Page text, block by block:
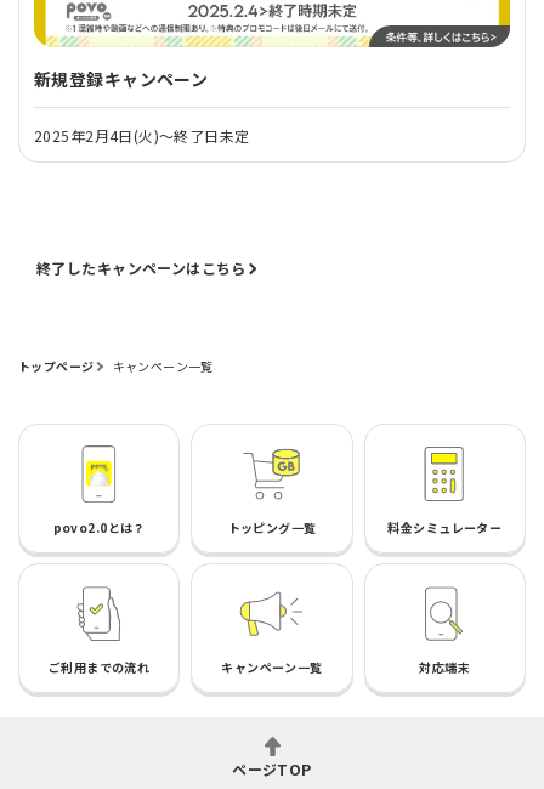
新規登録キャンペーン
2025年2月4日(火)～終了日未定
終了したキャンペーンはこちら
トップページ キャンペーン一覧
povo2.0とは？ トッピング一覧 料金シミュレーター
ご利用までの流れ キャンペーン一覧 対応端末
ページTOP